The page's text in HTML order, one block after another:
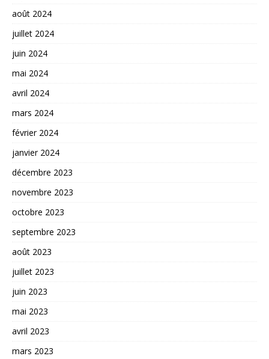
août 2024
juillet 2024
juin 2024
mai 2024
avril 2024
mars 2024
février 2024
janvier 2024
décembre 2023
novembre 2023
octobre 2023
septembre 2023
août 2023
juillet 2023
juin 2023
mai 2023
avril 2023
mars 2023